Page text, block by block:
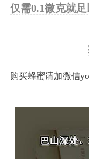
仅需0.1微克就
购买蜂蜜请加微信